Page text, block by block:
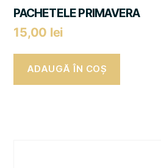
PACHETELE PRIMAVERA
15,00 lei
ADAUGĂ ÎN COȘ